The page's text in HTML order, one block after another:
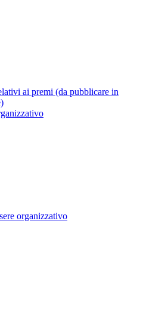
ai premi (da pubblicare in
organizzativo